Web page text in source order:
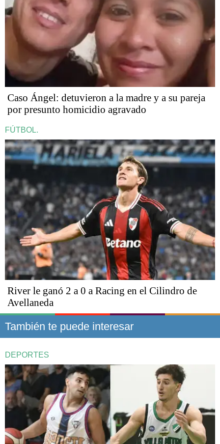
Caso Ángel: detuvieron a la madre y a su pareja
por presunto homicidio agravado
FÚTBOL.
River le ganó 2 a 0 a Racing en el Cilindro de
Avellaneda
También te puede interesar
DEPORTES